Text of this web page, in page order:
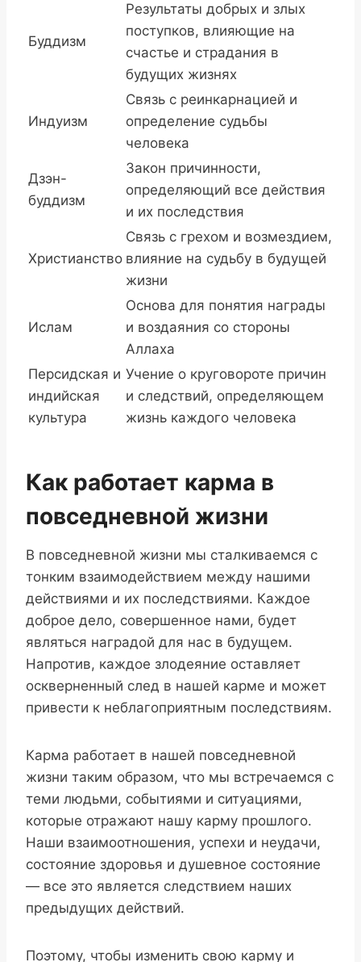
Буддизм
Результаты добрых и злых
поступков, влияющие на
счастье и страдания в
будущих жизнях
Индуизм
Связь с реинкарнацией и
определение судьбы
человека
Дзэн-
буддизм
Закон причинности,
определяющий все действия
и их последствия
Христианство
Связь с грехом и возмездием,
влияние на судьбу в будущей
жизни
Ислам
Основа для понятия награды
и воздаяния со стороны
Аллаха
Персидская и
индийская
культура
Учение о круговороте причин
и следствий, определяющем
жизнь каждого человека
Как работает карма в
повседневной жизни
В повседневной жизни мы сталкиваемся с
тонким взаимодействием между нашими
действиями и их последствиями. Каждое
доброе дело, совершенное нами, будет
являться наградой для нас в будущем.
Напротив, каждое злодеяние оставляет
оскверненный след в нашей карме и может
привести к неблагоприятным последствиям.
Карма работает в нашей повседневной
жизни таким образом, что мы встречаемся с
теми людьми, событиями и ситуациями,
которые отражают нашу карму прошлого.
Наши взаимоотношения, успехи и неудачи,
состояние здоровья и душевное состояние
— все это является следствием наших
предыдущих действий.
Поэтому, чтобы изменить свою карму и